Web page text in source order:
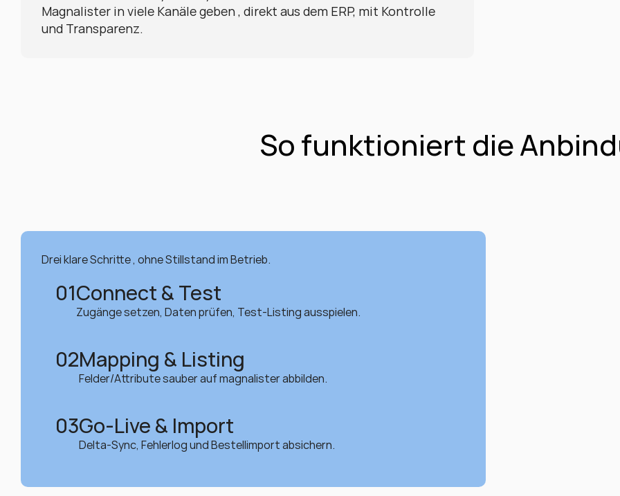
Magnalister in viele Kanäle geben , direkt aus dem ERP, mit Kontrolle
und Transparenz.
So funktioniert die
Drei klare Schritte , ohne Stillstand im Betrieb.
01Connect & Test
Zugänge setzen, Daten prüfen, Test-Listing ausspielen.
02Mapping & Listing
Felder/Attribute sauber auf magnalister abbilden.
03Go-Live & Import
Delta-Sync, Fehlerlog und Bestellimport absichern.